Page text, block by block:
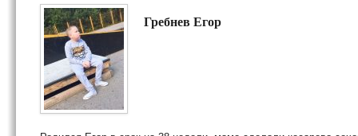
Гребнев Егор